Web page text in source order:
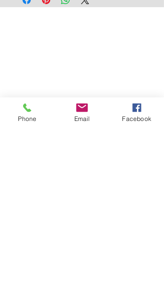
Phone Email Facebook